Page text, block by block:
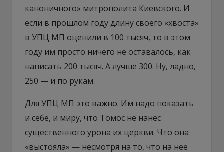
каноничного» митрополита Киевского. И
если в прошлом году длину своего «хвоста»
в УПЦ МП оценили в 100 тысяч, то в этом
году им просто ничего не оставалось, как
написать 200 тысяч. А лучше 300. Ну, ладно,
250 — и по рукам.
Для УПЦ МП это важно. Им надо показать
и себе, и миру, что Томос не нанес
существенного урона их церкви. Что она
«выстояла» — несмотря на то, что на нее